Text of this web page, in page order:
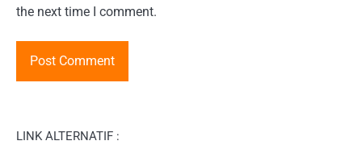
the next time I comment.
LINK ALTERNATIF :